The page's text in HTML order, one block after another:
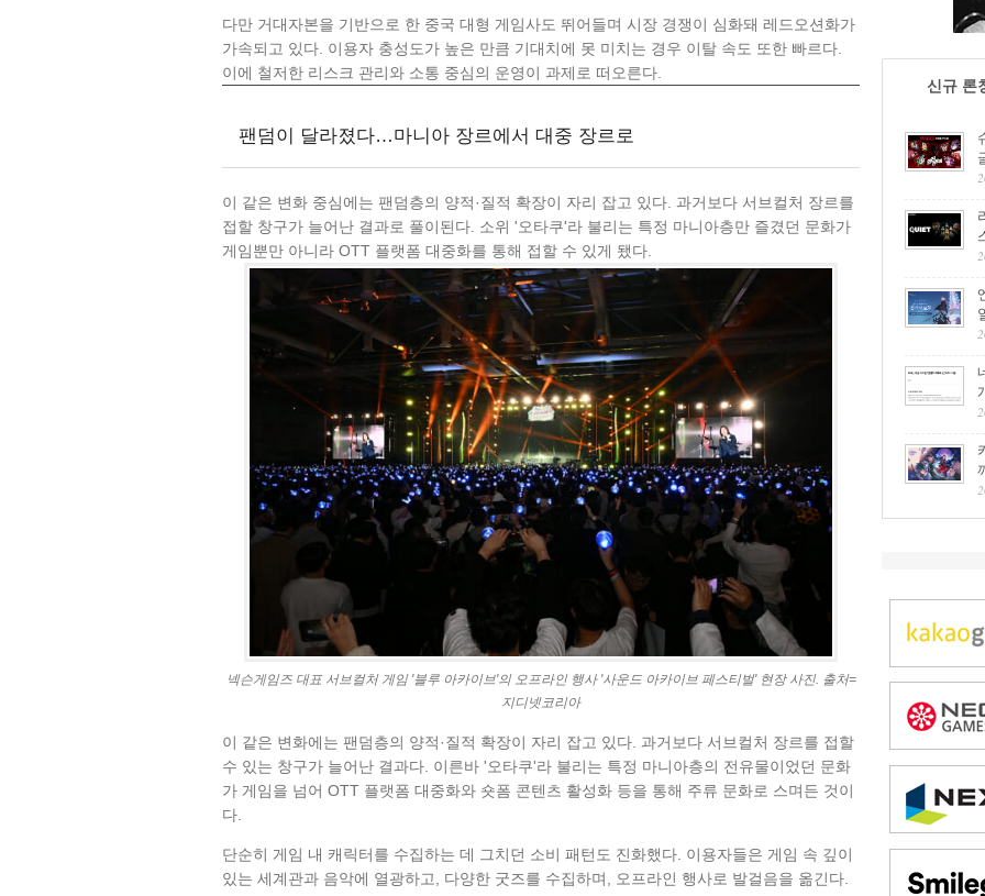
다만 거대자본을 기반으로 한 중국 대형 게임사도 뛰어들며 시장 경쟁이 심화돼 레드오션화가
가속되고 있다. 이용자 충성도가 높은 만큼 기대치에 못 미치는 경우 이탈 속도 또한 빠르다.
이에 철저한 리스크 관리와 소통 중심의 운영이 과제로 떠오른다.
팬덤이 달라졌다…마니아 장르에서 대중 장르로
이 같은 변화 중심에는 팬덤층의 양적·질적 확장이 자리 잡고 있다. 과거보다 서브컬처 장르를
접할 창구가 늘어난 결과로 풀이된다. 소위 '오타쿠'라 불리는 특정 마니아층만 즐겼던 문화가
게임뿐만 아니라 OTT 플랫폼 대중화를 통해 접할 수 있게 됐다.
넥슨게임즈 대표 서브컬처 게임 '블루 아카이브'의 오프라인 행사 '사운드 아카이브 페스티벌' 현장 사진. 출처=
지디넷코리아
이 같은 변화에는 팬덤층의 양적·질적 확장이 자리 잡고 있다. 과거보다 서브컬처 장르를 접할
수 있는 창구가 늘어난 결과다. 이른바 '오타쿠'라 불리는 특정 마니아층의 전유물이었던 문화
가 게임을 넘어 OTT 플랫폼 대중화와 숏폼 콘텐츠 활성화 등을 통해 주류 문화로 스며든 것이
다.
단순히 게임 내 캐릭터를 수집하는 데 그치던 소비 패턴도 진화했다. 이용자들은 게임 속 깊이
있는 세계관과 음악에 열광하고, 다양한 굿즈를 수집하며, 오프라인 행사로 발걸음을 옮긴다.
신규 론